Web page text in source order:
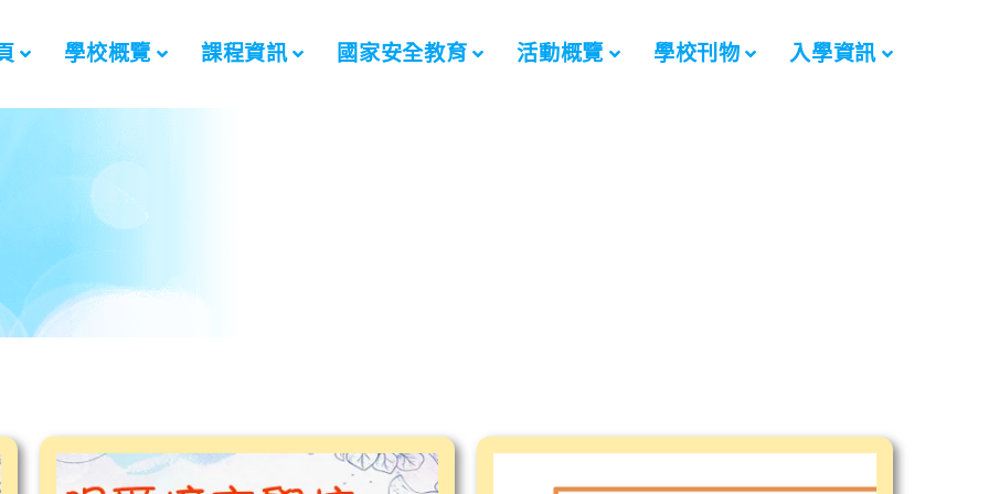
學校概覽 課程資訊 國家安全教育 活動概覽 學校刊物 入學資訊